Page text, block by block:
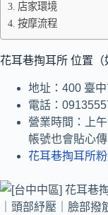
店家環境
按摩流程
花耳巷掏耳所 位置（
地址：400 臺
電話：
營業時間：上
帳號也會貼心
花耳巷掏耳所